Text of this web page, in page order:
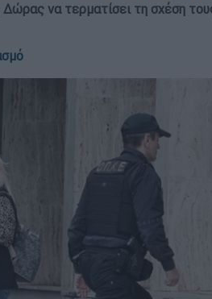
να τερματίσει τη σχέση